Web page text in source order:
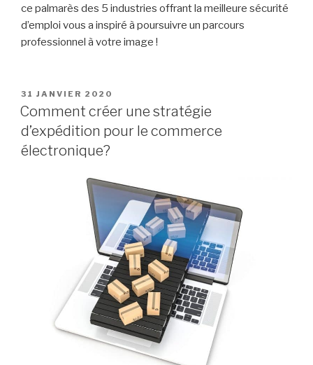
ce palmarès des 5 industries offrant la meilleure sécurité
d’emploi vous a inspiré à poursuivre un parcours
professionnel à votre image !
PUBLIÉ
LE
31 JANVIER 2020
Comment créer une stratégie
d’expédition pour le commerce
électronique?